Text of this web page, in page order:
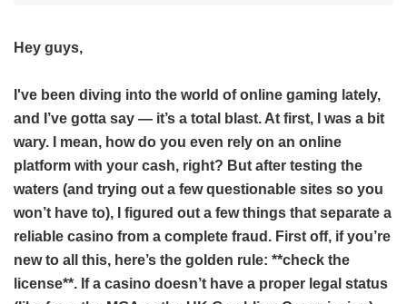
Hey guys,
I've been diving into the world of online gaming lately,
and I’ve gotta say — it’s a total blast. At first, I was a bit
wary. I mean, how do you even rely on an online
platform with your cash, right? But after testing the
waters (and trying out a few questionable sites so you
won’t have to), I figured out a few things that separate a
reliable casino from a complete fraud. First off, if you’re
new to all this, here’s the golden rule: **check the
license**. If a casino doesn’t have a proper legal status